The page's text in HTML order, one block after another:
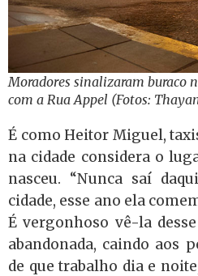
Moradores sinalizaram buraco
com a Rua Appel (Fotos:
É como Heitor Miguel,
na cidade considera o
nasceu. “Nunca saí
cidade, esse ano ela
É vergonhoso vê-la
abandonada, caindo aos
de que trabalho dia e